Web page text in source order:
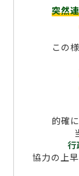
突然
この
的確
行
協力の上